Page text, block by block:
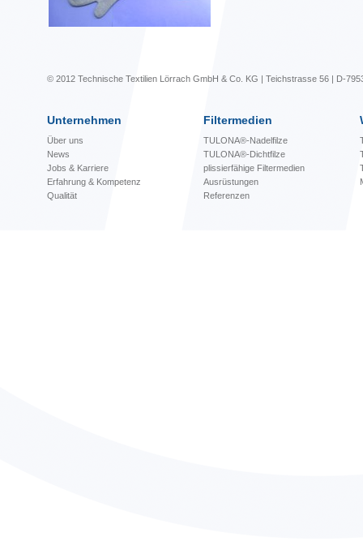
© 2012 Technische Textilien Lörrach GmbH & Co. KG | Teichstrasse 56 | D-
Unternehmen Filtermedien
Über uns
News
Jobs & Karriere
Erfahrung & Kompetenz
Qualität
TULONA®-Nadelfilze
TULONA®-Dichtfilze
plissierfähige Filtermedien
Ausrüstungen
Referenzen